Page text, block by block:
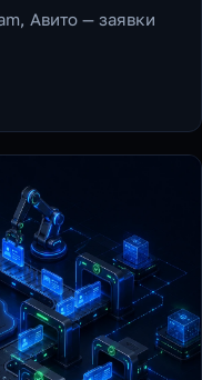
Авито — заявки